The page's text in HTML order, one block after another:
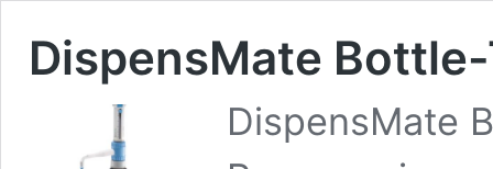
DispensMate
DispensMate